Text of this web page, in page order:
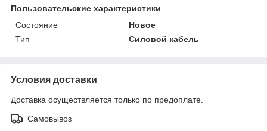
Пользовательские характеристики
Состояние
Новое
Тип
Силовой кабель
Условия доставки
Доставка осуществляется только по предоплате.
Самовывоз